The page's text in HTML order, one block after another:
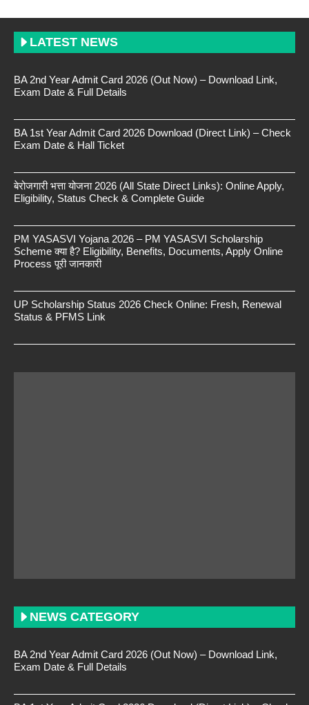
LATEST NEWS
BA 2nd Year Admit Card 2026 (Out Now) – Download Link,
Exam Date & Full Details
BA 1st Year Admit Card 2026 Download (Direct Link) – Check
Exam Date & Hall Ticket
बेरोजगारी भत्ता योजना 2026 (All State Direct Links): Online Apply,
Eligibility, Status Check & Complete Guide
PM YASASVI Yojana 2026 – PM YASASVI Scholarship
Scheme क्या है? Eligibility, Benefits, Documents, Apply Online
Process पूरी जानकारी
UP Scholarship Status 2026 Check Online: Fresh, Renewal
Status & PFMS Link
NEWS CATEGORY
BA 2nd Year Admit Card 2026 (Out Now) – Download Link,
Exam Date & Full Details